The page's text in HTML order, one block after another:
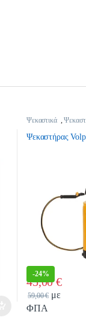
Ψεκαστικά ,
Ψεκαστήρας
-24%
45,00€
59,00€ με
ΦΠΑ